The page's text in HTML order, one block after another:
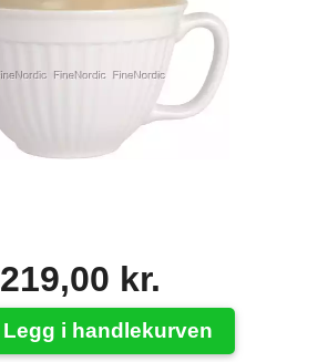
219,00 kr.
Legg i handlekurven